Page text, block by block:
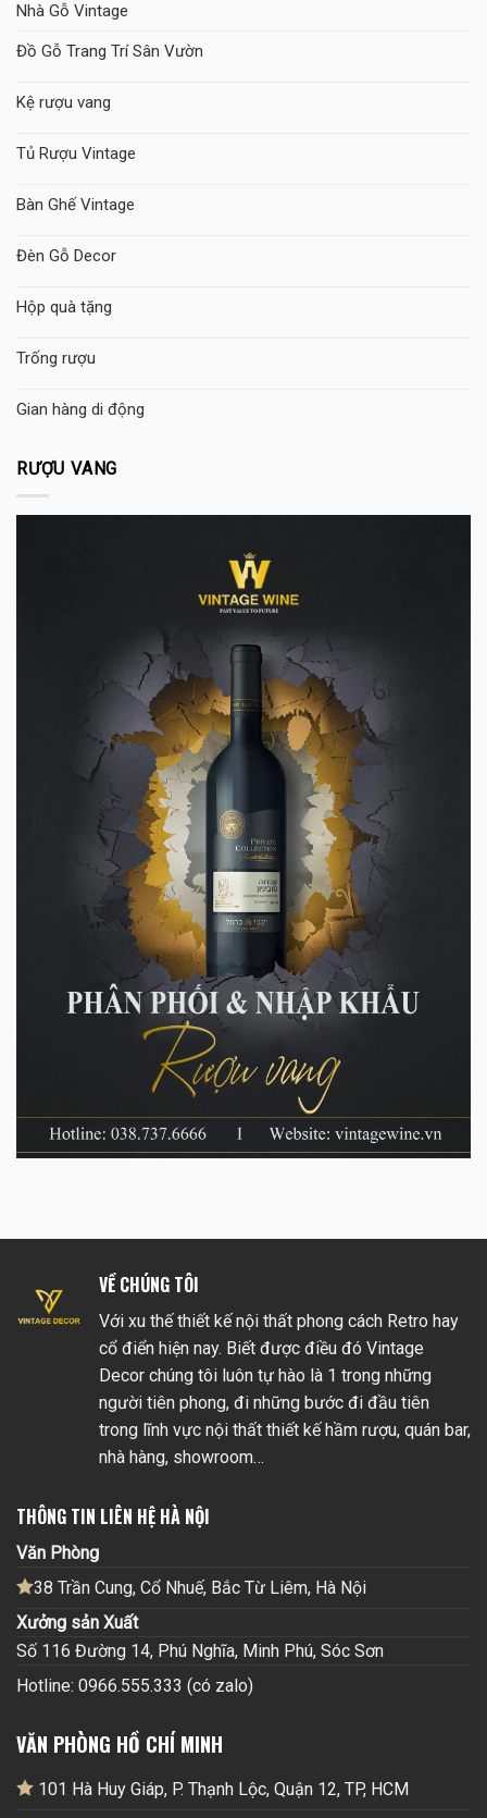
Nhà Gỗ Vintage
Đồ Gỗ Trang Trí Sân Vườn
Kệ rượu vang
Tủ Rượu Vintage
Bàn Ghế Vintage
Đèn Gỗ Decor
Hộp quà tặng
Trống rượu
Gian hàng di động
RƯỢU VANG
VỀ CHÚNG TÔI
Với xu thế thiết kế nội thất phong cách Retro hay
cổ điển hiện nay. Biết được điều đó Vintage
Decor chúng tôi luôn tự hào là 1 trong những
người tiên phong, đi những bước đi đầu tiên
trong lĩnh vực nội thất thiết kế hầm rượu, quán bar,
nhà hàng, showroom…
THÔNG TIN LIÊN HỆ HÀ NỘI
Văn Phòng
38 Trần Cung, Cổ Nhuế, Bắc Từ Liêm, Hà Nội
Xưởng sản Xuất
Số 116 Đường 14, Phú Nghĩa, Minh Phú, Sóc Sơn
Hotline: 0966.555.333 (có zalo)
VĂN PHÒNG HỒ CHÍ MINH
101 Hà Huy Giáp, P. Thạnh Lộc, Quận 12, TP, HCM